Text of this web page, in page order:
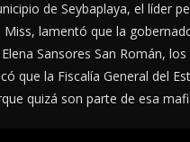
de Seybaplaya, el líder
Miss, lamentó que la
Sansores San Román,
que la Fiscalía General del
quizá son parte de esa